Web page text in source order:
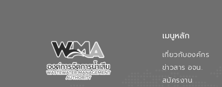
เมนูหลัก
เกี่ยวกับองค์กร
ข่าวสาร อจน.
สมัครงาน